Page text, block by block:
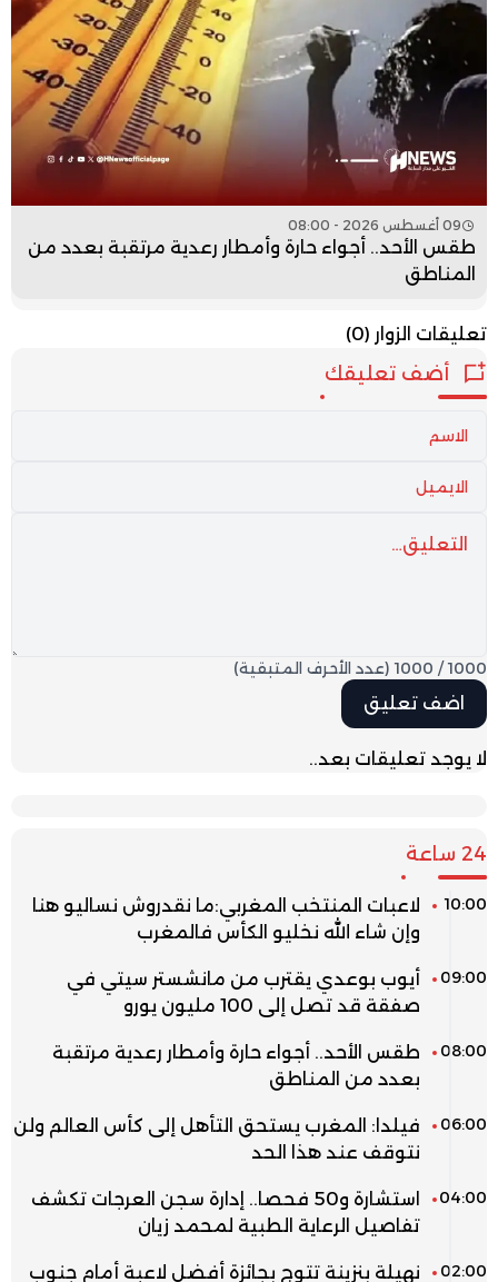
09 أغسطس 2026 - 08:00
طقس الأحد.. أجواء حارة وأمطار رعدية مرتقبة بعدد من
المناطق
تعليقات الزوار (0)
أضف تعليقك
1000
/
1000 (عدد الأحرف المتبقية)
لا يوجد تعليقات بعد..
24 ساعة
10:00
لاعبات المنتخب المغربي:ما نقدروش نساليو هنا
وإن شاء الله نخليو الكأس فالمغرب
09:00
أيوب بوعدي يقترب من مانشستر سيتي في
صفقة قد تصل إلى 100 مليون يورو
08:00
طقس الأحد.. أجواء حارة وأمطار رعدية مرتقبة
بعدد من المناطق
06:00
فيلدا: المغرب يستحق التأهل إلى كأس العالم ولن
نتوقف عند هذا الحد
04:00
استشارة و50 فحصا.. إدارة سجن العرجات تكشف
تفاصيل الرعاية الطبية لمحمد زيان
02:00
نهيلة بنزينة تتوج بجائزة أفضل لاعبة أمام جنوب